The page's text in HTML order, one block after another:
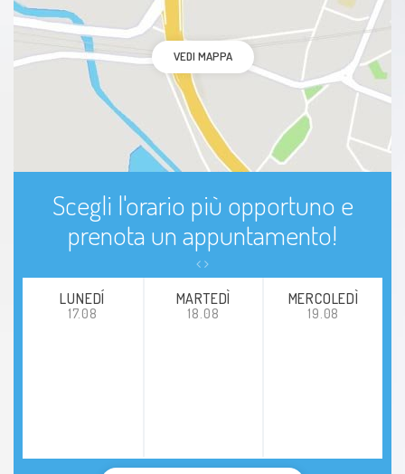
VEDI MAPPA
Scegli l'orario più opportuno e
prenota un appuntamento!
LUNEDÍ
17.08
MARTEDÌ
18.08
MERCOLEDÌ
19.08